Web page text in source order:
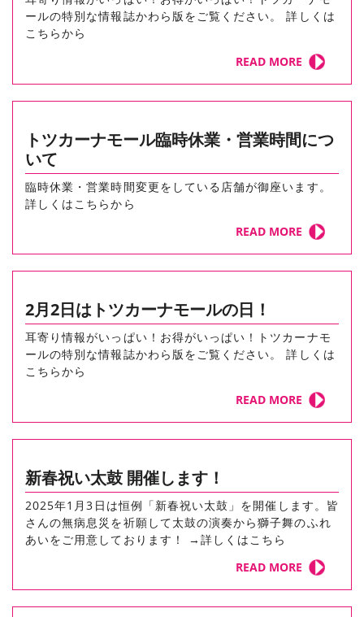
ールの特別な情報誌かわら版をご覧ください。 詳しくは
こちらから
READ MORE
トツカーナモール臨時休業・営業時間につ
いて
臨時休業・営業時間変更をしている店舗が御座います。
詳しくはこちらから
READ MORE
2月2日はトツカーナモールの日！
耳寄り情報がいっぱい！お得がいっぱい！トツカーナモ
ールの特別な情報誌かわら版をご覧ください。 詳しくは
こちらから
READ MORE
新春祝い太鼓 開催します！
2025年1月3日は恒例「新春祝い太鼓」を開催します。皆
さんの無病息災を祈願して太鼓の演奏から獅子舞のふれ
あいをご用意しております！ →詳しくはこちら
READ MORE